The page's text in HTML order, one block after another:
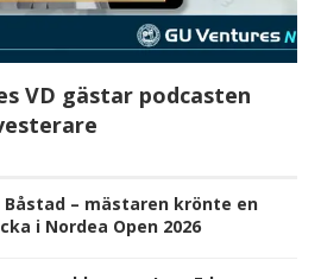
VD gästar podcasten
– mästaren krönte en
i Nordea Open 2026